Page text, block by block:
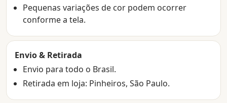
Pequenas variações de cor podem ocorrer
conforme a tela.
Envio & Retirada
Envio para todo o Brasil.
Retirada em loja: Pinheiros, São Paulo.